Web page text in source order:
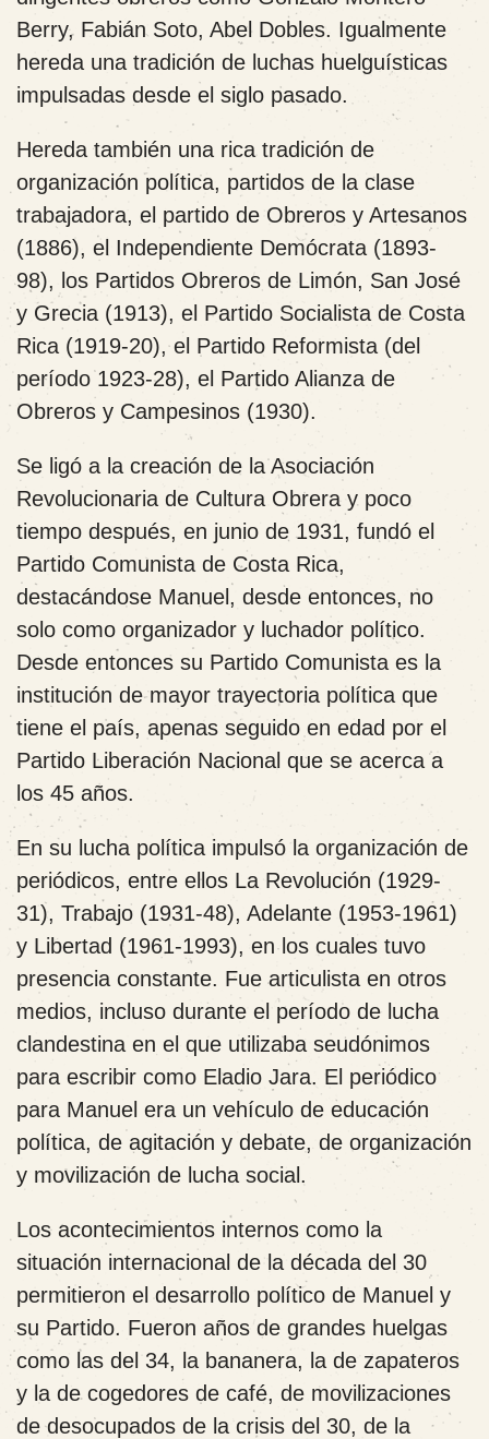
Berry, Fabián Soto, Abel Dobles. Igualmente
hereda una tradición de luchas huelguísticas
impulsadas desde el siglo pasado.
Hereda también una rica tradición de
organización política, partidos de la clase
trabajadora, el partido de Obreros y Artesanos
(1886), el Independiente Demócrata (1893-
98), los Partidos Obreros de Limón, San José
y Grecia (1913), el Partido Socialista de Costa
Rica (1919-20), el Partido Reformista (del
período 1923-28), el Partido Alianza de
Obreros y Campesinos (1930).
Se ligó a la creación de la Asociación
Revolucionaria de Cultura Obrera y poco
tiempo después, en junio de 1931, fundó el
Partido Comunista de Costa Rica,
destacándose Manuel, desde entonces, no
solo como organizador y luchador político.
Desde entonces su Partido Comunista es la
institución de mayor trayectoria política que
tiene el país, apenas seguido en edad por el
Partido Liberación Nacional que se acerca a
los 45 años.
En su lucha política impulsó la organización de
periódicos, entre ellos La Revolución (1929-
31), Trabajo (1931-48), Adelante (1953-1961)
y Libertad (1961-1993), en los cuales tuvo
presencia constante. Fue articulista en otros
medios, incluso durante el período de lucha
clandestina en el que utilizaba seudónimos
para escribir como Eladio Jara. El periódico
para Manuel era un vehículo de educación
política, de agitación y debate, de organización
y movilización de lucha social.
Los acontecimientos internos como la
situación internacional de la década del 30
permitieron el desarrollo político de Manuel y
su Partido. Fueron años de grandes huelgas
como las del 34, la bananera, la de zapateros
y la de cogedores de café, de movilizaciones
de desocupados de la crisis del 30, de la